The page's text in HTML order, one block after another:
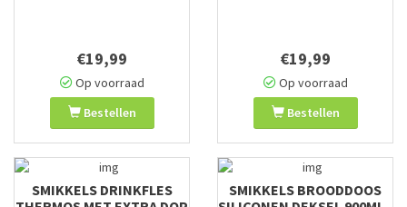
€19,99
Op voorraad
Bestellen
€19,99
Op voorraad
Bestellen
SMIKKELS DRINKFLES
SMIKKELS BROODDOOS